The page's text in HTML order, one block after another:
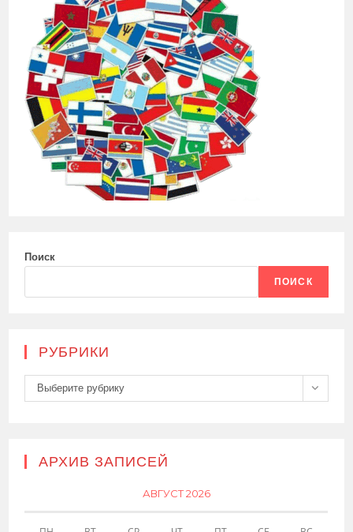
Поиск
ПОИСК
РУБРИКИ
Рубрики
Выберите рубрику
АРХИВ ЗАПИСЕЙ
АВГУСТ 2026